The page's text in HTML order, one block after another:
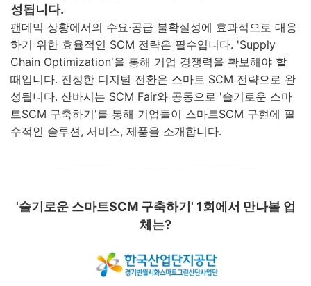
성됩니다.
팬데믹 상황에서의 수요·공급 불확실성에 효과적으로 대응
하기 위한 효율적인 SCM 전략은 필수입니다. 'Supply
Chain Optimization'을 통해 기업 경쟁력을 확보해야 할
때입니다. 진정한 디지털 전환은 스마트 SCM 전략으로 완
성됩니다. 산바시는 SCM Fair와 공동으로 '슬기로운 스마
트SCM 구축하기'를 통해 기업들이 스마트SCM 구현에 필
수적인 솔루션, 서비스, 제품을 소개합니다.
'슬기로운 스마트SCM 구축하기' 1회에서 만나볼 업
체는?